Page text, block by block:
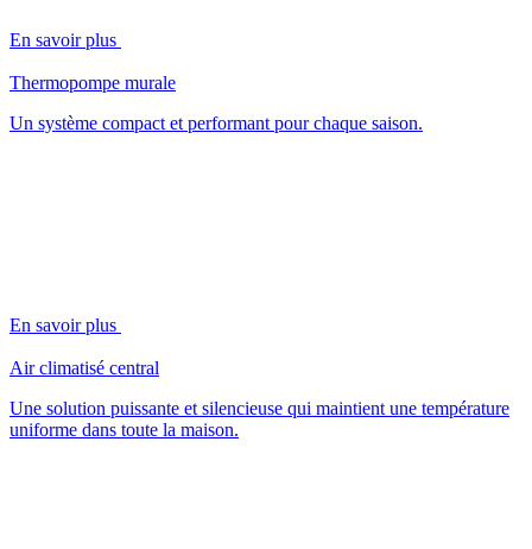
En savoir plus
Thermopompe murale
Un système compact et performant pour chaque saison.
En savoir plus
Air climatisé central
Une solution puissante et silencieuse qui maintient une température
uniforme dans toute la maison.